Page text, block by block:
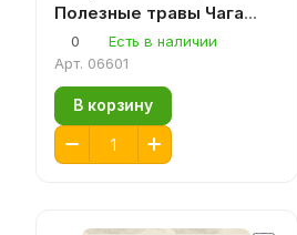
Полезные травы Чага
березовая натуральная,
чага березовый гриб,
алтайская чага
0
Есть в наличии
Арт. 06601
В корзину